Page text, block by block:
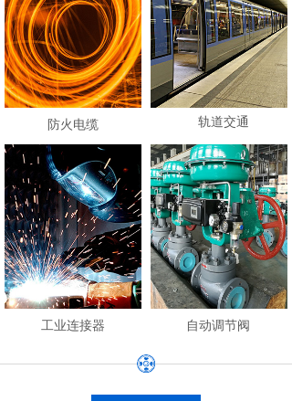
工业连接器
轨道交通
自动调节阀
防火电缆